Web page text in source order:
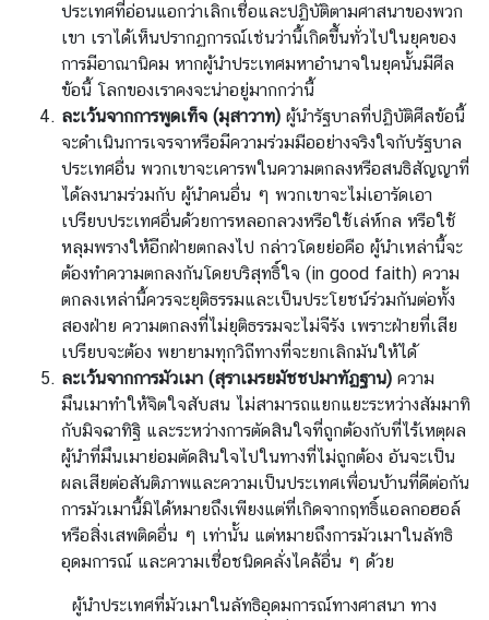
ประเทศที่อ่อนแอกว่าเลิกเชื่อและปฏิบัติตามศาสนาของพวก
เขา เราได้เห็นปรากฏการณ์เช่นว่านี้เกิดขึ้นทั่วไปในยุคของ
การมีอาณานิคม หากผู้นำประเทศมหาอำนาจในยุคนั้นมีศีล
ข้อนี้ โลกของเราคงจะน่าอยู่มากกว่านี้
ละเว้นจากการพูดเท็จ (มุสาวาท) ผู้นำรัฐบาลที่ปฏิบัติศีลข้อนี้
จะดำเนินการเจรจาหรือมีความร่วมมืออย่างจริงใจกับรัฐบาล
ประเทศอื่น พวกเขาจะเคารพในความตกลงหรือสนธิสัญญาที่
ได้ลงนามร่วมกับ ผู้นำคนอื่น ๆ พวกเขาจะไม่เอารัดเอา
เปรียบประเทศอื่นด้วยการหลอกลวงหรือใช้เล่ห์กล หรือใช้
หลุมพรางให้อีกฝ่ายตกลงไป กล่าวโดยย่อคือ ผู้นำเหล่านี้จะ
ต้องทำความตกลงกันโดยบริสุทธิ์ใจ (in good faith) ความ
ตกลงเหล่านี้ควรจะยุติธรรมและเป็นประโยชน์ร่วมกันต่อทั้ง
สองฝ่าย ความตกลงที่ไม่ยุติธรรมจะไม่จีรัง เพราะฝ่ายที่เสีย
เปรียบจะต้อง พยายามทุกวิถีทางที่จะยกเลิกมันให้ได้
ละเว้นจากการมัวเมา (สุราเมรยมัชชปมาทัฏฐาน) ความ
มึนเมาทำให้จิตใจสับสน ไม่สามารถแยกแยะระหว่างสัมมาทิ
กับมิจฉาทิฐิ และระหว่างการตัดสินใจที่ถูกต้องกับที่ไร้เหตุผล
ผู้นำที่มึนเมาย่อมตัดสินใจไปในทางที่ไม่ถูกต้อง อันจะเป็น
ผลเสียต่อสันติภาพและความเป็นประเทศเพื่อนบ้านที่ดีต่อกัน
การมัวเมานี้มิได้หมายถึงเพียงแต่ที่เกิดจากฤทธิ์แอลกอฮอล์
หรือสิ่งเสพติดอื่น ๆ เท่านั้น แต่หมายถึงการมัวเมาในลัทธิ
อุดมการณ์ และความเชื่อชนิดคลั่งไคล้อื่น ๆ ด้วย
ผู้นำประเทศที่มัวเมาในลัทธิอุดมการณ์ทางศาสนา ทาง